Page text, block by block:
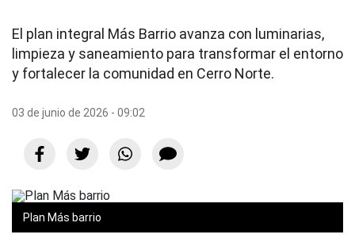
El plan integral Más Barrio avanza con luminarias,
limpieza y saneamiento para transformar el entorno
y fortalecer la comunidad en Cerro Norte.
03 de junio de 2026 - 09:02
Plan Más barrio